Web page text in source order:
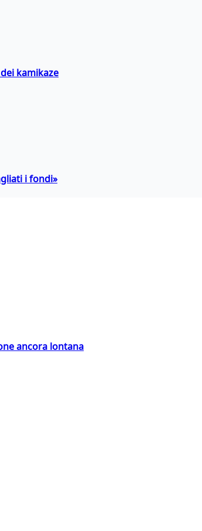
kamikaze
i fondi»
ancora lontana